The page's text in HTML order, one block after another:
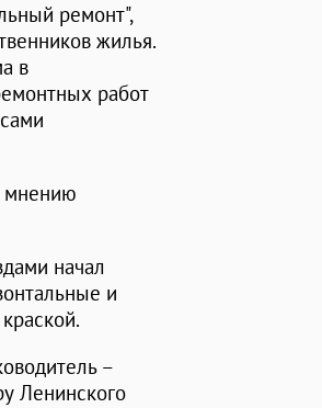
ремонт",
жилья.
в
работ
мнению
начал
и
–
Ленинского